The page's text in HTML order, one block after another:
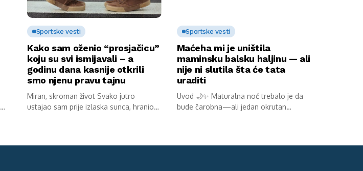
Sportske vesti
Kako sam oženio “prosjačicu”
koju su svi ismijavali – a
godinu dana kasnije otkrili
smo njenu pravu tajnu
Miran, skroman život Svako jutro
ustajao sam prije izlaska sunca, hranio
Sportske vesti
Maćeha mi je uništila
maminsku balsku haljinu — ali
nije ni slutila šta će tata
uraditi
Uvod 🌙✨ Maturalna noć trebalo je da
bude čarobna—ali jedan okrutan